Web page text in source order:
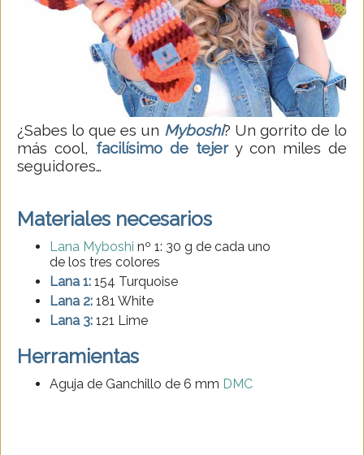
¿Sabes lo que es un Myboshi? Un gorrito de lo
más cool, facilísimo de tejery con miles de
seguidores…
Materiales necesarios
Lana Myboshi nº 1: 30 g de cada uno
de los tres colores
Lana 1: 154 Turquoise
Lana 2: 181 White
Lana 3: 121 Lime
Herramientas
Aguja de Ganchillo de 6 mm DMC